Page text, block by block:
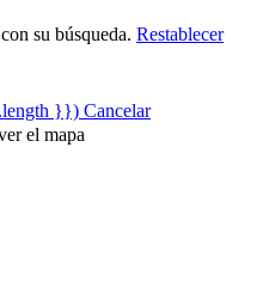
su búsqueda. Restablecer
}}) Cancelar
el mapa